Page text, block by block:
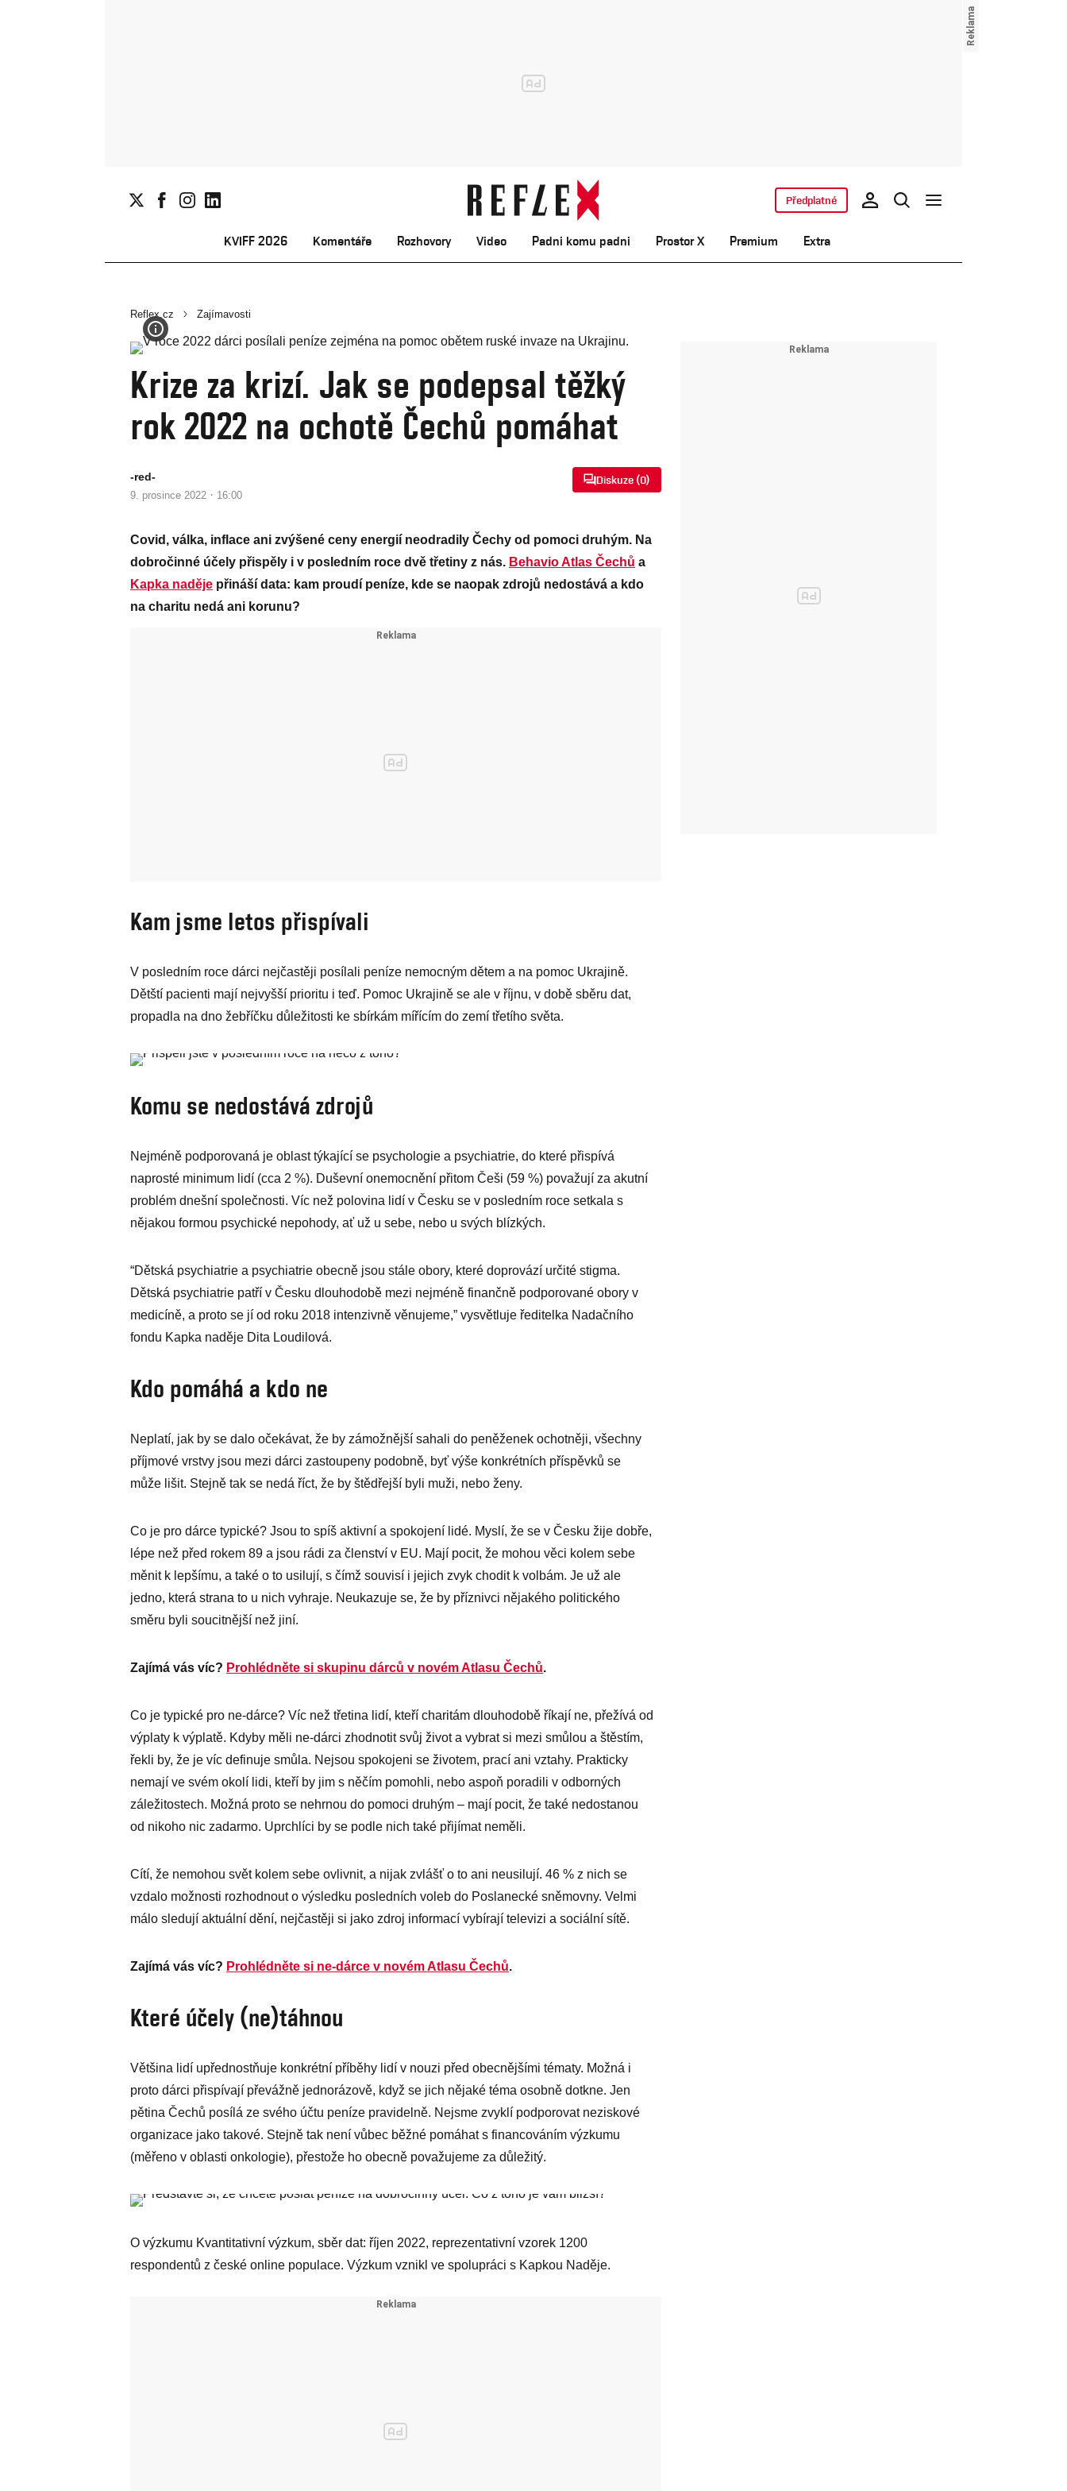
KVIFF 2026 Komentáře Rozhovory Video Padni komu padni Prostor X Premium Extra
Předplatné
Reflex.cz Zajímavosti
Krize za krizí. Jak se podepsal těžký
rok 2022 na ochotě Čechů pomáhat
-red-
9. prosince 2022 · 16:00
Diskuze (0)
Covid, válka, inflace ani zvýšené ceny energií neodradily Čechy od pomoci druhým. Na
dobročinné účely přispěly i v posledním roce dvě třetiny z nás. Behavio Atlas Čechů a
Kapka naděje přináší data: kam proudí peníze, kde se naopak zdrojů nedostává a kdo
na charitu nedá ani korunu?
Kam jsme letos přispívali
V posledním roce dárci nejčastěji posílali peníze nemocným dětem a na pomoc Ukrajině.
Dětští pacienti mají nejvyšší prioritu i teď. Pomoc Ukrajině se ale v říjnu, v době sběru dat,
propadla na dno žebříčku důležitosti ke sbírkám mířícím do zemí třetího světa.
Komu se nedostává zdrojů
Nejméně podporovaná je oblast týkající se psychologie a psychiatrie, do které přispívá
naprosté minimum lidí (cca 2 %). Duševní onemocnění přitom Češi (59 %) považují za akutní
problém dnešní společnosti. Víc než polovina lidí v Česku se v posledním roce setkala s
nějakou formou psychické nepohody, ať už u sebe, nebo u svých blízkých.
“Dětská psychiatrie a psychiatrie obecně jsou stále obory, které doprovází určité stigma.
Dětská psychiatrie patří v Česku dlouhodobě mezi nejméně finančně podporované obory v
medicíně, a proto se jí od roku 2018 intenzivně věnujeme,” vysvětluje ředitelka Nadačního
fondu Kapka naděje Dita Loudilová.
Kdo pomáhá a kdo ne
Neplatí, jak by se dalo očekávat, že by zámožnější sahali do peněženek ochotněji, všechny
příjmové vrstvy jsou mezi dárci zastoupeny podobně, byť výše konkrétních příspěvků se
může lišit. Stejně tak se nedá říct, že by štědřejší byli muži, nebo ženy.
Co je pro dárce typické? Jsou to spíš aktivní a spokojení lidé. Myslí, že se v Česku žije dobře,
lépe než před rokem 89 a jsou rádi za členství v EU. Mají pocit, že mohou věci kolem sebe
měnit k lepšímu, a také o to usilují, s čímž souvisí i jejich zvyk chodit k volbám. Je už ale
jedno, která strana to u nich vyhraje. Neukazuje se, že by příznivci nějakého politického
směru byli soucitnější než jiní.
Zajímá vás víc? Prohlédněte si skupinu dárců v novém Atlasu Čechů.
Co je typické pro ne-dárce? Víc než třetina lidí, kteří charitám dlouhodobě říkají ne, přežívá od
výplaty k výplatě. Kdyby měli ne-dárci zhodnotit svůj život a vybrat si mezi smůlou a štěstím,
řekli by, že je víc definuje smůla. Nejsou spokojeni se životem, prací ani vztahy. Prakticky
nemají ve svém okolí lidi, kteří by jim s něčím pomohli, nebo aspoň poradili v odborných
záležitostech. Možná proto se nehrnou do pomoci druhým –⁠ mají pocit, že také nedostanou
od nikoho nic zadarmo. Uprchlíci by se podle nich také přijímat neměli.
Cítí, že nemohou svět kolem sebe ovlivnit, a nijak zvlášť o to ani neusilují. 46 % z nich se
vzdalo možnosti rozhodnout o výsledku posledních voleb do Poslanecké sněmovny. Velmi
málo sledují aktuální dění, nejčastěji si jako zdroj informací vybírají televizi a sociální sítě.
Zajímá vás víc? Prohlédněte si ne-dárce v novém Atlasu Čechů.
Které účely (ne)táhnou
Většina lidí upřednostňuje konkrétní příběhy lidí v nouzi před obecnějšími tématy. Možná i
proto dárci přispívají převážně jednorázově, když se jich nějaké téma osobně dotkne. Jen
pětina Čechů posílá ze svého účtu peníze pravidelně. Nejsme zvyklí podporovat neziskové
organizace jako takové. Stejně tak není vůbec běžné pomáhat s financováním výzkumu
(měřeno v oblasti onkologie), přestože ho obecně považujeme za důležitý.
O výzkumu Kvantitativní výzkum, sběr dat: říjen 2022, reprezentativní vzorek 1200
respondentů z české online populace. Výzkum vznikl ve spolupráci s Kapkou Naděje.